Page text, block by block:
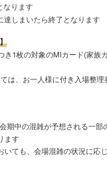
なります
しまいたら終了となります
1枚の対象のMIカード(家族
は、お一人様に付き入場整
期中の混雑が予想される一部
ます
ても、会場混雑の状況に応